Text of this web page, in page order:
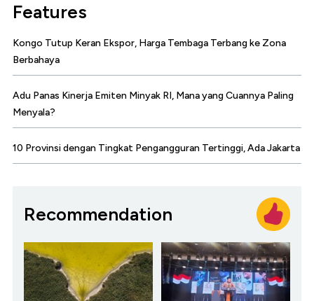
Features
Kongo Tutup Keran Ekspor, Harga Tembaga Terbang ke Zona
Berbahaya
Adu Panas Kinerja Emiten Minyak RI, Mana yang Cuannya Paling
Menyala?
10 Provinsi dengan Tingkat Pengangguran Tertinggi, Ada Jakarta
Recommendation